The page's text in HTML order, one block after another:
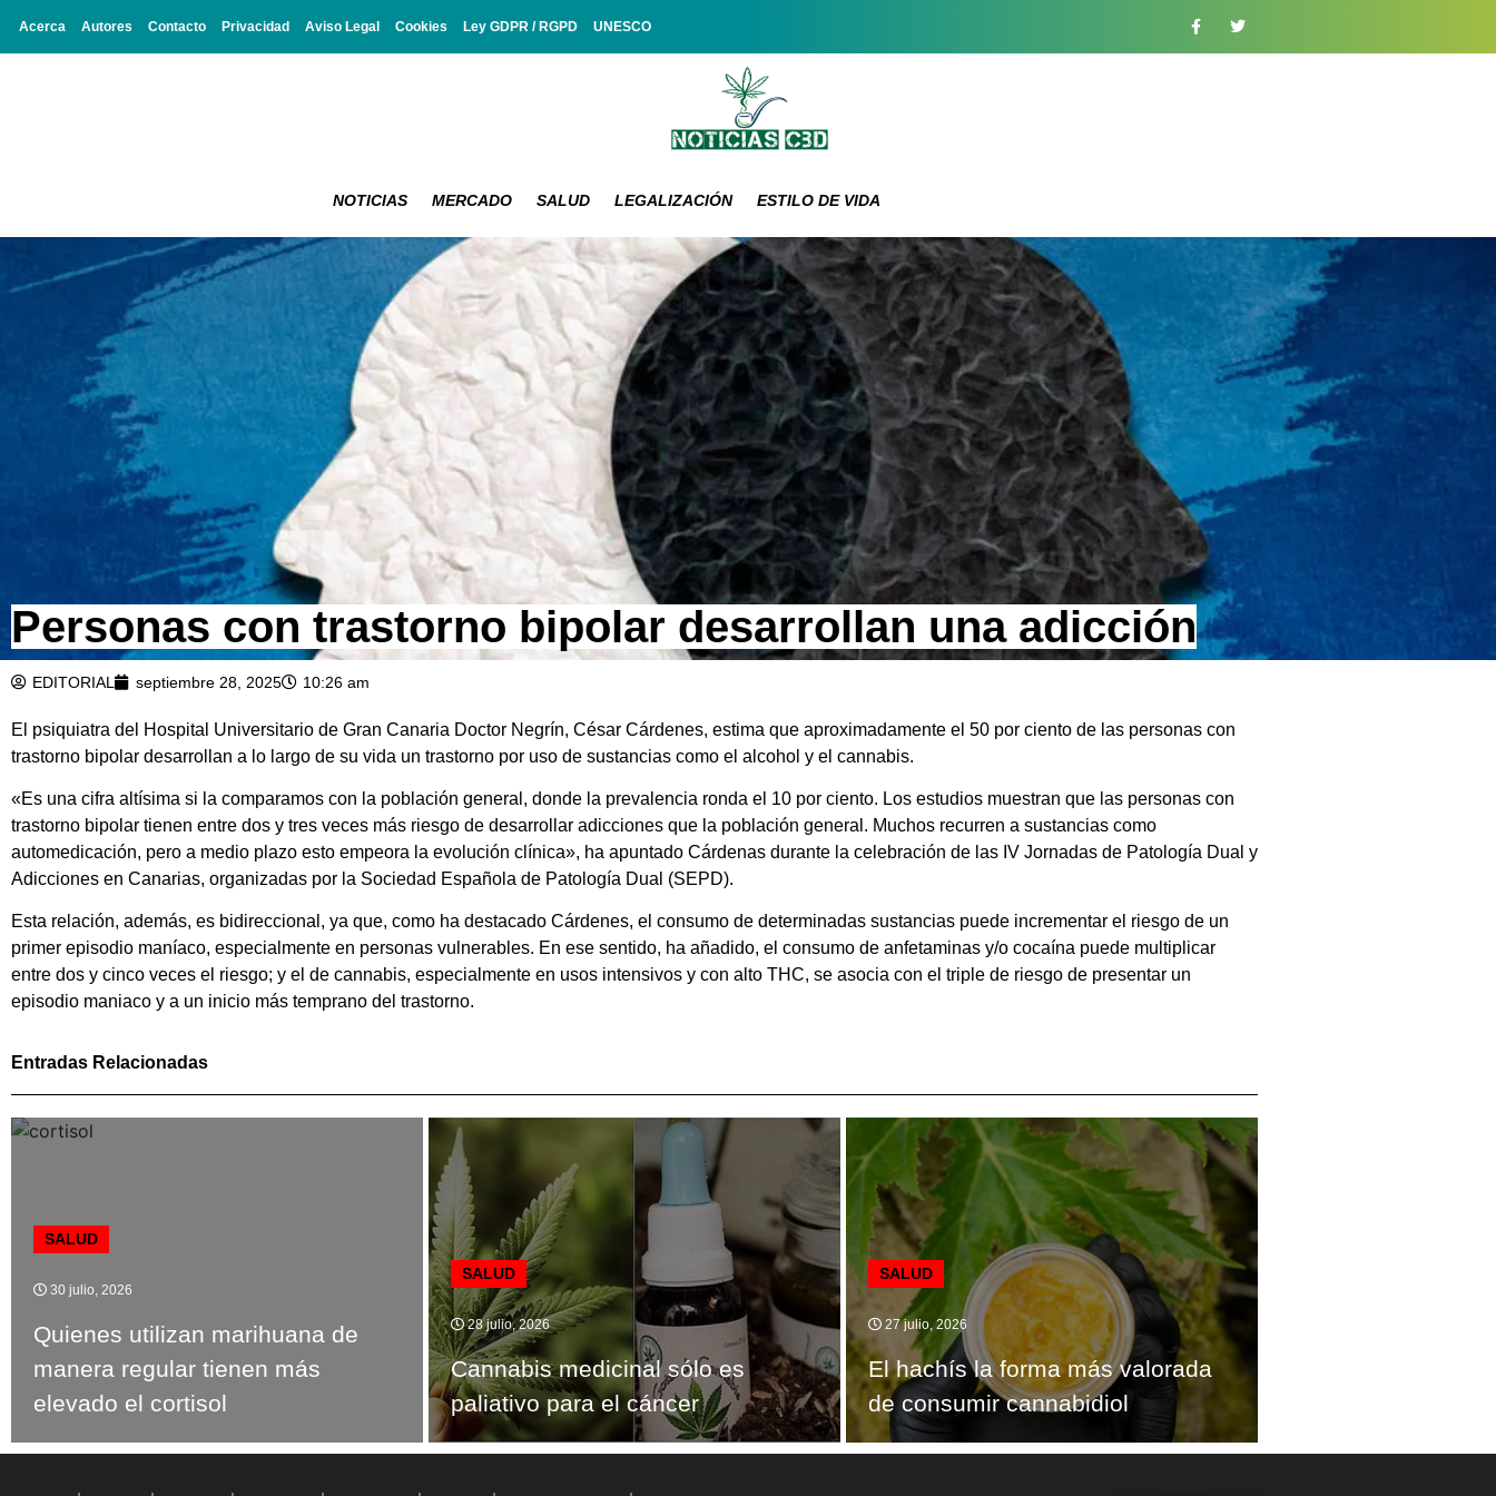
Acerca Autores Contacto Privacidad Aviso Legal Cookies Ley GDPR / RGPD UNESCO
NOTICIAS MERCADO SALUD LEGALIZACIÓN ESTILO DE VIDA
Personas con trastorno bipolar desarrollan una adicción
EDITORIAL septiembre 28, 2025 10:26 am
El psiquiatra del Hospital Universitario de Gran Canaria Doctor Negrín, César Cárdenes, estima que aproximadamente el 50 por ciento de las personas con
trastorno bipolar desarrollan a lo largo de su vida un trastorno por uso de sustancias como el alcohol y el cannabis.
«Es una cifra altísima si la comparamos con la población general, donde la prevalencia ronda el 10 por ciento. Los estudios muestran que las personas con
trastorno bipolar tienen entre dos y tres veces más riesgo de desarrollar adicciones que la población general. Muchos recurren a sustancias como
automedicación, pero a medio plazo esto empeora la evolución clínica», ha apuntado Cárdenas durante la celebración de las IV Jornadas de Patología Dual y
Adicciones en Canarias, organizadas por la Sociedad Española de Patología Dual (SEPD).
Esta relación, además, es bidireccional, ya que, como ha destacado Cárdenes, el consumo de determinadas sustancias puede incrementar el riesgo de un
primer episodio maníaco, especialmente en personas vulnerables. En ese sentido, ha añadido, el consumo de anfetaminas y/o cocaína puede multiplicar
entre dos y cinco veces el riesgo; y el de cannabis, especialmente en usos intensivos y con alto THC, se asocia con el triple de riesgo de presentar un
episodio maniaco y a un inicio más temprano del trastorno.
Entradas Relacionadas
SALUD
30 julio, 2026
Quienes utilizan marihuana de
manera regular tienen más
elevado el cortisol
SALUD
28 julio, 2026
Cannabis medicinal sólo es
paliativo para el cáncer
SALUD
27 julio, 2026
El hachís la forma más valorada
de consumir cannabidiol